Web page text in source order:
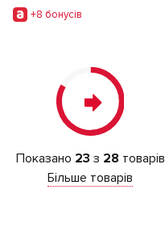
+8 бонусiв
Показано 23 з 28 товарів
Більше товарів